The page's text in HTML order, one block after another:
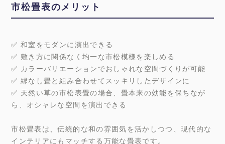
市松畳表のメリット
✅ 和室をモダンに演出できる
✅ 敷き方に関係なく均一な市松模様を楽しめる
✅ カラーバリエーションでおしゃれな空間づくりが可能
✅ 縁なし畳と組み合わせてスッキリしたデザインに
✅ 天然い草の市松表畳の場合、畳本来の効能を保ちなが
ら、オシャレな空間を演出できる
市松畳表は、伝統的な和の雰囲気を活かしつつ、現代的な
インテリアにもマッチする万能な畳表です。